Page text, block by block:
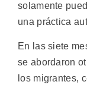
solamente
una práctica
En las siete
se abordaron
los migrantes,